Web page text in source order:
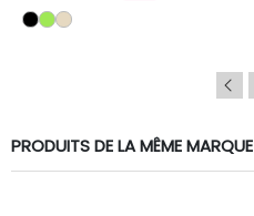
PRODUITS DE LA MÊME MARQUE